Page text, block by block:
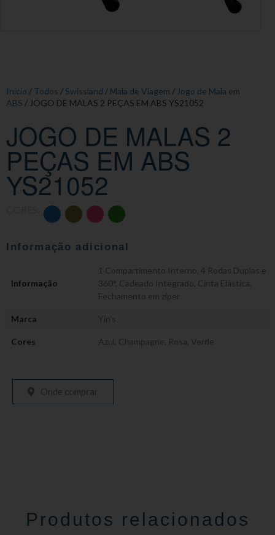
Início / Todos / Swissland / Mala de Viagem / Jogo de Mala em
ABS / JOGO DE MALAS 2 PEÇAS EM ABS YS21052
JOGO DE MALAS 2
PEÇAS EM ABS
YS21052
Informação adicional
Informação
1 Compartimento Interno 4 Rodas Duplas e
360°, Cadeado Integrado Cinta Elástica
Fechamento em zíper
Marca Yin's
Cores Azul Champagne Rosa Verde
Onde comprar
Produtos relacionados